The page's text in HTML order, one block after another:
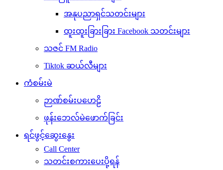
အနုပညာရှင်သတင်းများ
ထူးထူးခြားခြား Facebook သတင်းများ
သဇင် FM Radio
Tiktok ဆယ်လီများ
ကံစမ်းမဲ
ဉာဏ်စမ်းပဟေဠိ
ဖုန်းဘေလ်မဲဖောက်ခြင်း
ရင်ဖွင့်ဆွေးနွေး
Call Center
သတင်းစကားပေးပို့ရန်